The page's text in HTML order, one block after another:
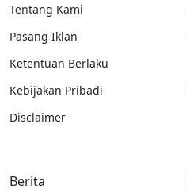
Tentang Kami
Pasang Iklan
Ketentuan Berlaku
Kebijakan Pribadi
Disclaimer
Berita